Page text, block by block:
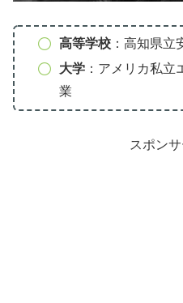
高等学校：高知県立
大学：アメリカ私立
業
スポン